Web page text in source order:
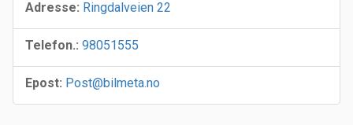
Adresse: Ringdalveien 22
Telefon.: 98051555
Epost: Post@bilmeta.no